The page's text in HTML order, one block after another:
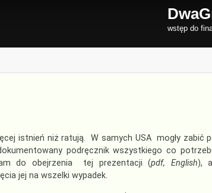
wstęp do
istnień niż ratują. W samych USA mogły zabić
podręcznik wszystkiego co
do obejrzenia tej prezentacji (pdf, English),
jej na wszelki wypadek.